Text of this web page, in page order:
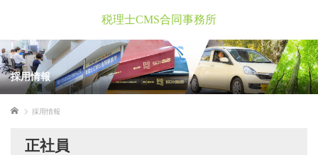
税理士CMS合同事務所
採用情報
ホーム 採用情報
正社員